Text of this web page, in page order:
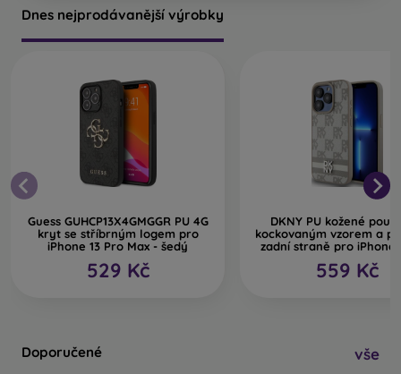
Dnes nejprodávanější výrobky
Guess GUHCP13X4GMGGR PU 4G
kryt se stříbrným logem pro
iPhone 13 Pro Max - šedý
529 Kč
DKNY PU kožené
kockovaným vzorem a
zadní straně pro iPhone
559 Kč
Doporučené vše